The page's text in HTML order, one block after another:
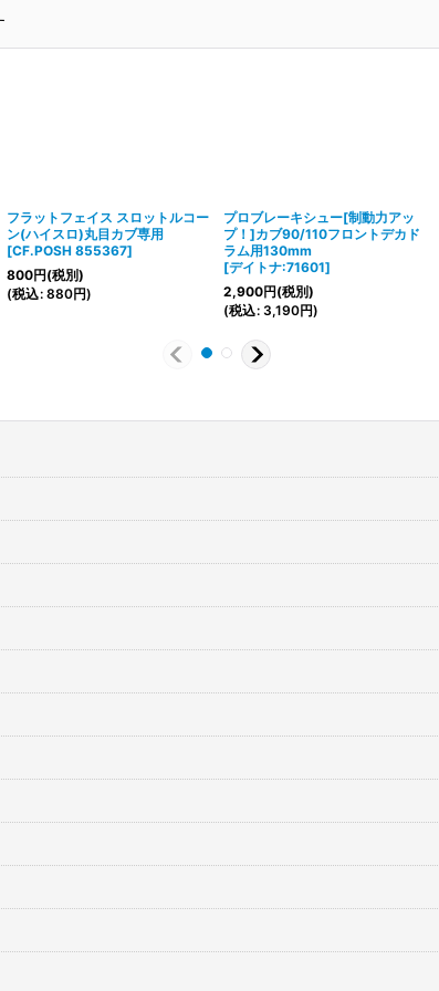
フラットフェイス スロットルコー
ン(ハイスロ)丸目カブ専用
[CF.POSH 855367]
800円(税別)
(税込: 880円)
プロブレーキシュー[制動力アッ
プ！]カブ90/110フロントデカド
ラム用130mm
[デイトナ:71601]
2,900円(税別)
(税込: 3,190円)